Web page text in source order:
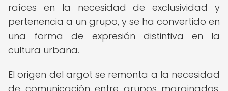
raíces en la necesidad de exclusividad y
pertenencia a un grupo, y se ha convertido en
una forma de expresión distintiva en la
cultura urbana.
El origen del argot se remonta a la necesidad